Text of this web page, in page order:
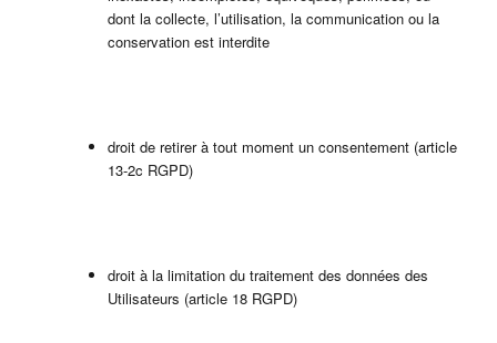
dont la collecte, l’utilisation, la communication ou la
conservation est interdite
droit de retirer à tout moment un consentement (article
13-2c RGPD)
droit à la limitation du traitement des données des
Utilisateurs (article 18 RGPD)